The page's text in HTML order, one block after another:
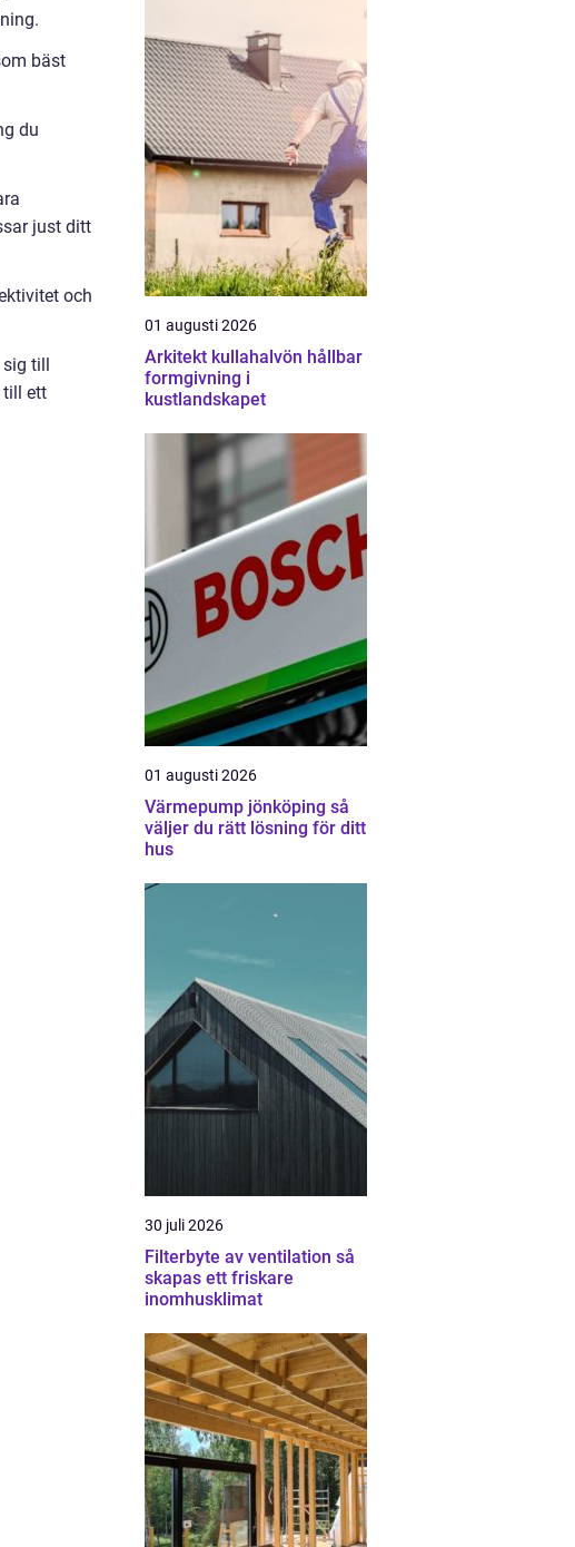
bäst
du
just ditt
och
sig till
till ett
01 augusti 2026
Arkitekt kullahalvön hållbar
formgivning i
kustlandskapet
01 augusti 2026
Värmepump jönköping så
väljer du rätt lösning för ditt
hus
30 juli 2026
Filterbyte av ventilation så
skapas ett friskare
inomhusklimat